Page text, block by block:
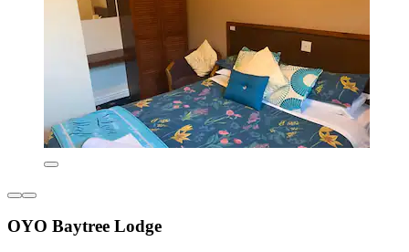
OYO Baytree Lodge